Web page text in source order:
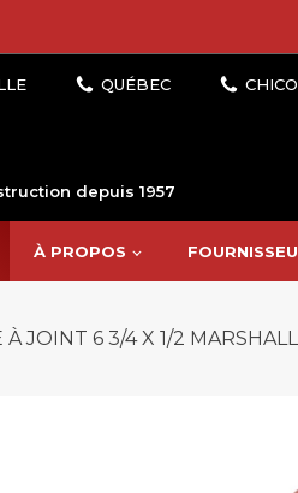
depuis 1957
À PROPOS
À JOINT 6 3/4 X 1/2